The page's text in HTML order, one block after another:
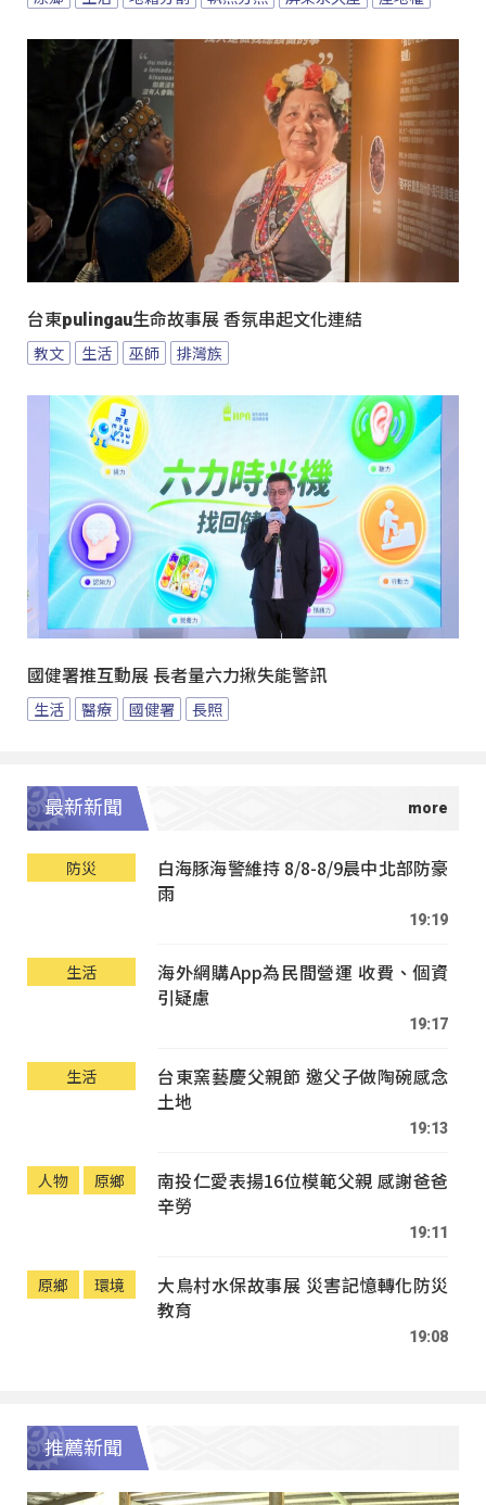
台東pulingau生命故事展 香氛串起文化連結
教文 生活 巫師 排灣族
國健署推互動展 長者量六力揪失能警訊
生活 醫療 國健署 長照
最新新聞
防災
白海豚海警維持 8/8-8/9晨中北部防豪
雨
19:19
生活
海外網購App為民間營運 收費、個資
引疑慮
19:17
生活
台東窯藝慶父親節 邀父子做陶碗感念
土地
19:13
人物 原鄉
南投仁愛表揚16位模範父親 感謝爸爸
辛勞
19:11
原鄉 環境
大鳥村水保故事展 災害記憶轉化防災
教育
19:08
推薦新聞